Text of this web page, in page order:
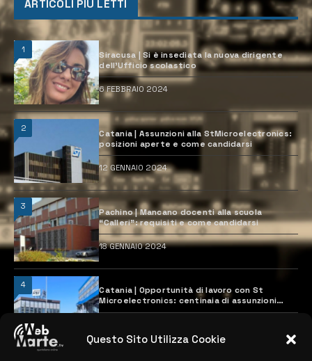
Questo Sito Utilizza Cookie
ARTICOLI PIÙ LETTI
1
Siracusa | Si è insediata la nuova dirigente
dell’Ufficio scolastico
6 FEBBRAIO 2024
2
Catania | Assunzioni alla StMicroelectronics:
posizioni aperte e come candidarsi
12 GENNAIO 2024
3
Pachino | Mancano docenti alla scuola
“Calleri”: requisiti e come candidarsi
18 GENNAIO 2024
4
Catania | Opportunità di lavoro con St
Microelectronics: centinaia di assunzioni
previste